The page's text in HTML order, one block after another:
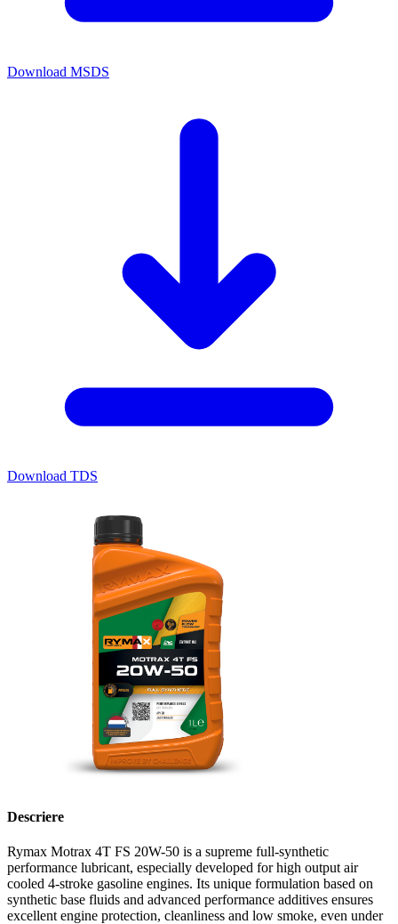
Download MSDS
Download TDS
Descriere
Rymax Motrax 4T FS 20W-50 is a supreme full-synthetic
performance lubricant, especially developed for high output air
cooled 4-stroke gasoline engines. Its unique formulation based on
synthetic base fluids and advanced performance additives ensures
excellent engine protection, cleanliness and low smoke, even under